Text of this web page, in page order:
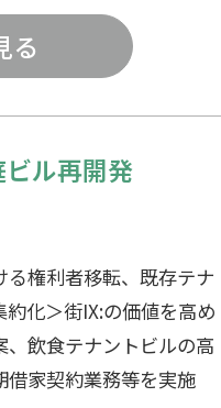
る
ル再開発
権利者移転、既存テナ
化＞街IX:の価値を高め
飲食テナントビルの高
家契約業務等を実施